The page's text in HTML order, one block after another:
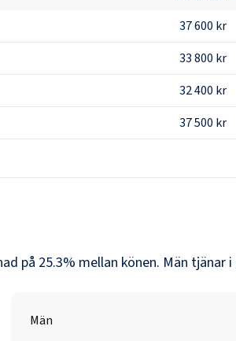
37 600 kr
33 800 kr
32 400 kr
37 500 kr
på 25.3% mellan könen. Män tjänar
Män